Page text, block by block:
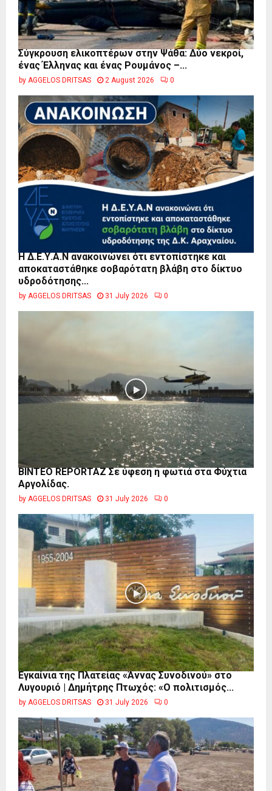
Σύγκρουση ελικοπτέρων στην Ψάθα: Δύο νεκροί,
ένας Έλληνας και ένας Ρουμάνος –...
by AGGELOS DRITSAS 2 August 2026 0
Η Δ.Ε.Υ.Α.Ν ανακοινώνει ότι εντοπίστηκε και
αποκαταστάθηκε σοβαρότατη βλάβη στο δίκτυο
υδροδότησης...
by AGGELOS DRITSAS 31 July 2026 0
BINTEO REPORTAZ Σε ύφεση η φωτιά στα Φύχτια
Αργολίδας.
by AGGELOS DRITSAS 31 July 2026 0
Εγκαίνια της Πλατείας «Άννας Συνοδινού» στο
Λυγουριό | Δημήτρης Πτωχός: «Ο πολιτισμός...
by AGGELOS DRITSAS 31 July 2026 0